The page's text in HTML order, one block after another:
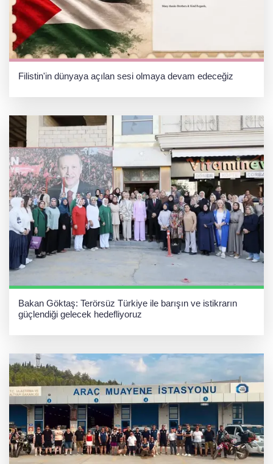
Filistin'in dünyaya açılan sesi olmaya devam edeceğiz
Bakan Göktaş: Terörsüz Türkiye ile barışın ve istikrarın
güçlendiği gelecek hedefliyoruz